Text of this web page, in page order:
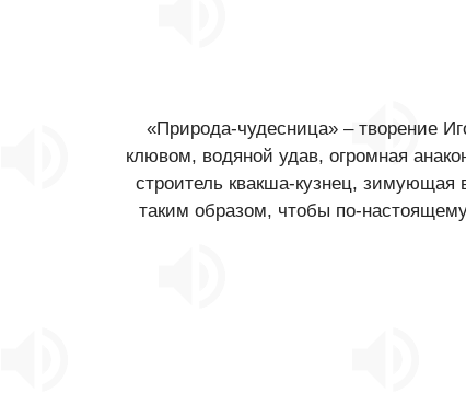
«Природа-чудесница» – творение
клювом, водяной удав, огромная
строитель квакша-кузнец,
таким образом, чтобы по-